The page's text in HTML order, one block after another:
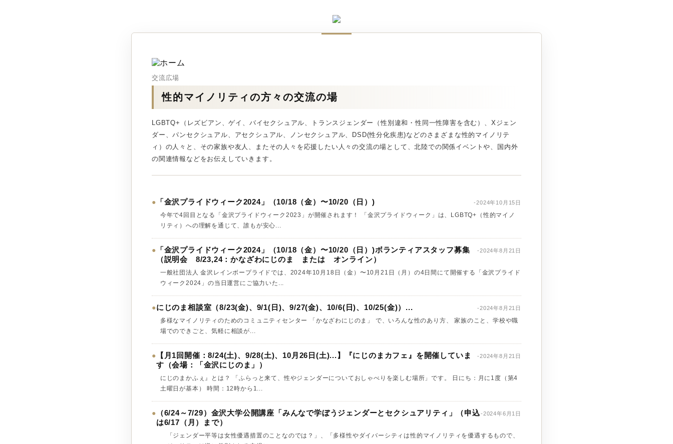
交流広場
性的マイノリティの方々の交流の場
LGBTQ+（レズビアン、ゲイ、バイセクシュアル、トランスジェンダー（性別違和・性同一性障害を含む）、Xジェン
ダー、パンセクシュアル、アセクシュアル、ノンセクシュアル、DSD(性分化疾患)などのさまざまな性的マイノリテ
ィ）の人々と、その家族や友人、またその人々を応援したい人々の交流の場として、北陸での関係イベントや、国内外
の関連情報などをお伝えしていきます。
● 「金沢プライドウィーク2024」（10/18（金）〜10/20（日）) -2024年10月15日
今年で4回目となる「金沢プライドウィーク2023」が開催されます！ 「金沢プライドウィーク」は、LGBTQ+（性的マイノ
リティ）への理解を通じて、誰もが安心...
●
「金沢プライドウィーク2024」（10/18（金）〜10/20（日）)ボランティアスタッフ募集
（説明会 8/23,24：かなざわにじのま または オンライン）
-2024年8月21日
一般社団法人 金沢レインボープライドでは、2024年10月18日（金）〜10月21日（月）の4日間にて開催する「金沢プライド
ウィーク2024」の当日運営にご協力いた...
●にじのま相談室（8/23(金)、9/1(日)、9/27(金)、10/6(日)、10/25(金)）... -2024年8月21日
多様なマイノリティのためのコミュニティセンター 「かなざわにじのま」 で、いろんな性のあり方、 家族のこと、学校や職
場でのできごと、気軽に相談が...
●
【月1回開催：8/24(土)、9/28(土)、10月26日(土)...】『にじのまカフェ』を開催していま
す（会場：「金沢にじのま」）
-2024年8月21日
にじのまかふぇ』とは？ 「ふらっと来て、性やジェンダーについておしゃべりを楽しむ場所」です。 日にち：月に1度（第4
土曜日が基本） 時間：12時から1...
●
（6/24～7/29）金沢大学公開講座「みんなで学ぼうジェンダーとセクシュアリティ」（申込
は6/17（月）まで）
-2024年6月1日
「ジェンダー平等は女性優遇措置のことなのでは？」、「多様性やダイバーシティは性的マイノリティを優遇するもので、